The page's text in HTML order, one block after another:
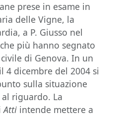
prese in esame in
delle Vigne, la
a P. Giusso nel
più hanno segnato
di Genova. In un
4 dicembre del 2004 si
sulla situazione
riguardo. La
Atti intende mettere a